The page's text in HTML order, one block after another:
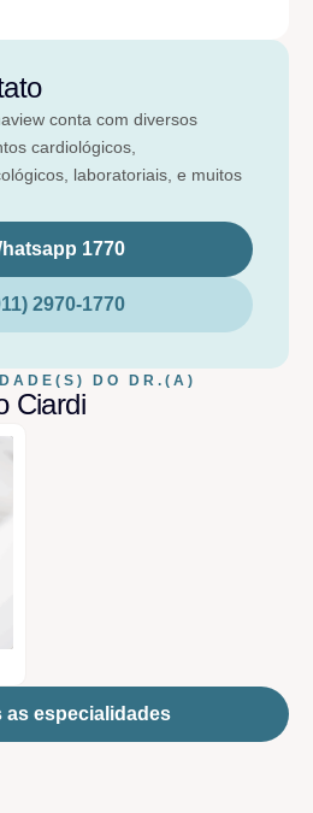
conta com diversos
cardiológicos,
laboratoriais, e muitos
1770
2970-1770
DO DR.(A)
Ciardi
as especialidades